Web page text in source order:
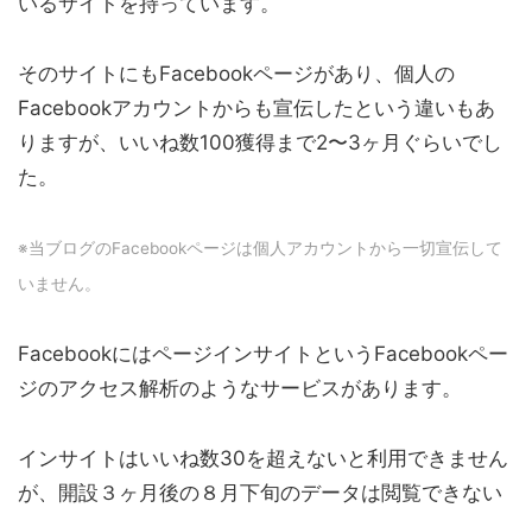
そのサイトにもFacebookページがあり、個人の
Facebookアカウントからも宣伝したという違いもあ
りますが、いいね数100獲得まで2〜3ヶ月ぐらいでし
た。
※当ブログのFacebookページは個人アカウントから一切宣伝して
いません。
FacebookにはページインサイトというFacebookペー
ジのアクセス解析のようなサービスがあります。
インサイトはいいね数30を超えないと利用できません
が、開設３ヶ月後の８月下旬のデータは閲覧できない